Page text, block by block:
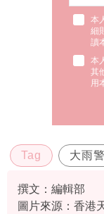
本
細
讀
本
其
用
Tag 大雨
撰文：編輯部
圖片來源：香港